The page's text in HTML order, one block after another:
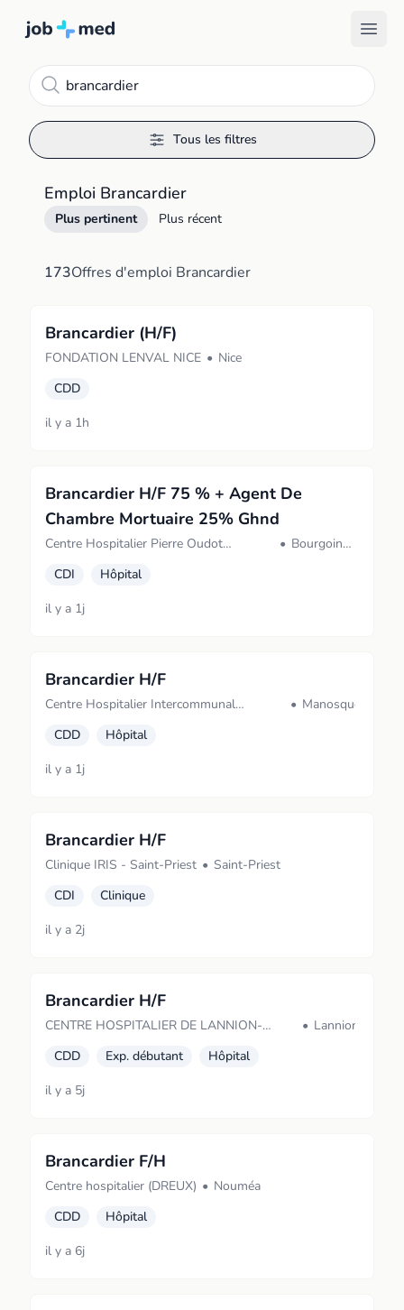
Tous les filtres
Emploi Brancardier
Plus pertinent Plus récent
173Offres d'emploi Brancardier
Brancardier (H/F)
FONDATION LENVAL NICE • Nice
CDD
il y a 1h
Brancardier H/F 75 % + Agent De
Chambre Mortuaire 25% Ghnd
Centre Hospitalier Pierre Oudot
• Bourgoin-
CDI
Hôpital
il y a 1j
Brancardier H/F
Centre Hospitalier Intercommunal
• Manosque
CDD
Hôpital
il y a 1j
Brancardier H/F
Clinique IRIS - Saint-Priest • Saint-Priest
CDI
Clinique
il y a 2j
Brancardier H/F
CENTRE HOSPITALIER DE LANNION-
• Lannion
CDD
Exp. débutant
Hôpital
il y a 5j
Brancardier F/H
Centre hospitalier (DREUX) • Nouméa
CDD
Hôpital
il y a 6j